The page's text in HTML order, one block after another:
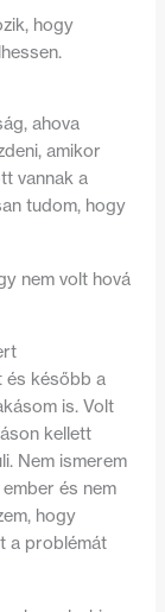
hogy
ahova
amikor
vannak a
tudom, hogy
nem volt hová
és később a
is. Volt
kellett
Nem ismerem
és nem
hogy
a problémát